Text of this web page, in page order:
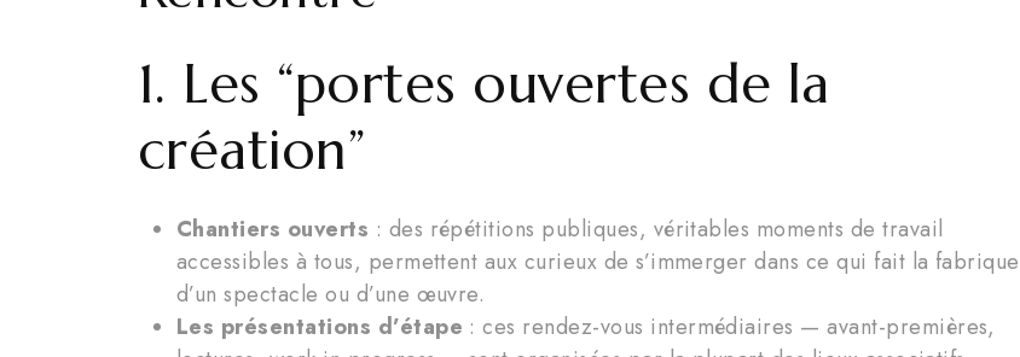
1. Les “portes ouvertes de la
création”
Chantiers ouverts : des répétitions publiques, véritables moments de travail
accessibles à tous, permettent aux curieux de s’immerger dans ce qui fait la fabrique
d’un spectacle ou d’une œuvre.
Les présentations d’étape : ces rendez-vous intermédiaires — avant-premières,